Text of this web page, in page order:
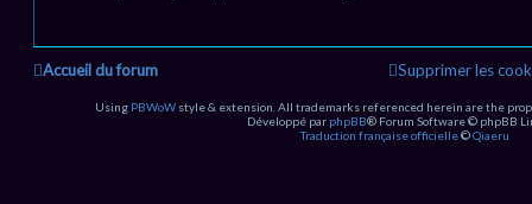
Accueil du forum Supprimer les
Using PBWoW style & extension. All trademarks referenced herein are the
Développé par phpBB® Forum Software © phpBB
Traduction française officielle©Qiaeru